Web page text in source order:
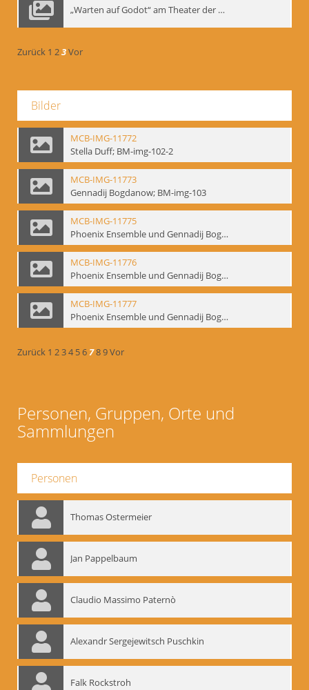
„Warten auf Godot“ am Theater der Saire, Moskau 1980er
Zurück 1 23Vor
Bilder
MCB-IMG-11772
Stella Duff; BM-img-102-2
MCB-IMG-11773
Gennadij Bogdanow; BM-img-103
MCB-IMG-11775
Phoenix Ensemble und Gennadij Bogdanow; BM-img-105-1
MCB-IMG-11776
Phoenix Ensemble und Gennadij Bogdanow; BM-img-105-2
MCB-IMG-11777
Phoenix Ensemble und Gennadij Bogdanow; BM-img-105-3
Zurück 1 234 56789Vor
Personen, Gruppen, Orte und
Sammlungen
Personen
Thomas Ostermeier
Jan Pappelbaum
Claudio Massimo Paternò
Alexandr Sergejewitsch Puschkin
Falk Rockstroh